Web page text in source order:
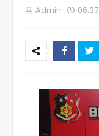
Admin 06:37